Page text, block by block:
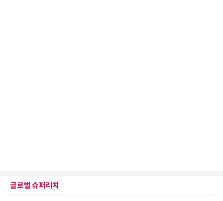
글로벌 슈퍼리치